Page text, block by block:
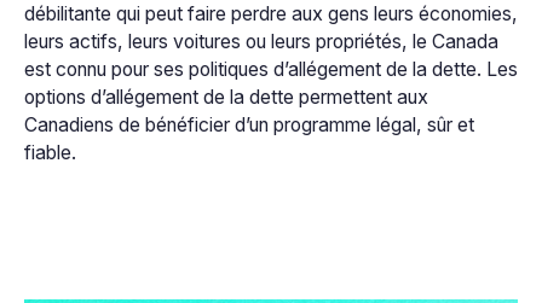
débilitante qui peut faire perdre aux gens leurs économies,
leurs actifs, leurs voitures ou leurs propriétés, le Canada
est connu pour ses politiques d’allégement de la dette. Les
options d’allégement de la dette permettent aux
Canadiens de bénéficier d’un programme légal, sûr et
fiable.